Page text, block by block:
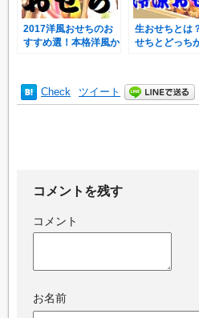
2017洋風おせちのお
すすめ選！本格洋風か
生おせちとは
せちとどっち
Check ツイート
コメントを残す
コメント
お名前